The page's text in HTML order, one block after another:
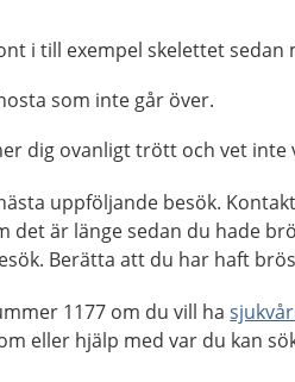
i till exempel skelettet sedan
som inte går över.
dig ovanligt trött och vet inte
uppföljande besök.
det är länge sedan du hade
Berätta att du har haft
1177 om du vill ha
eller hjälp med var du kan